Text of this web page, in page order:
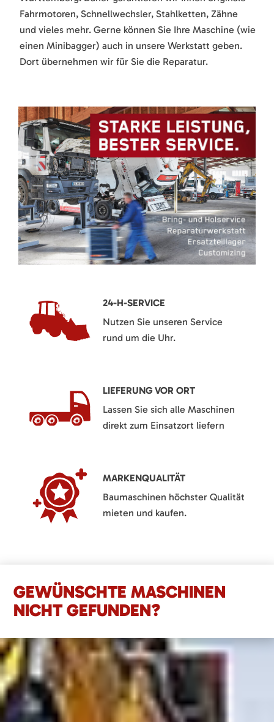
Fahrmotoren, Schnellwechsler, Stahlketten, Zähne
und vieles mehr. Gerne können Sie Ihre Maschine (wie
einen Minibagger) auch in unsere Werkstatt geben.
Dort übernehmen wir für Sie die Reparatur.
24-H-SERVICE
Nutzen Sie unseren Service
rund um die Uhr.
LIEFERUNG VOR ORT
Lassen Sie sich alle Maschinen
direkt zum Einsatzort liefern
MARKENQUALITÄT
Baumaschinen höchster Qualität
mieten und kaufen.
GEWÜNSCHTE MASCHINEN
NICHT GEFUNDEN?